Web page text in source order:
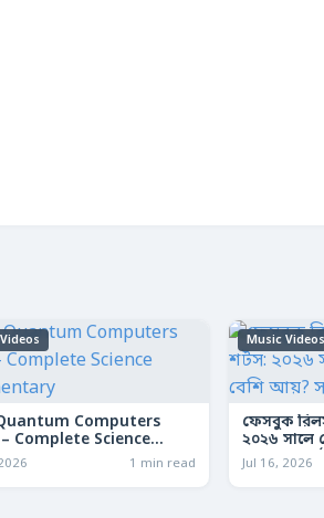
Computers
Complete Science
1 min read
Music Videos
ফেসবুক
২০২৬ সালে
আয়? সম্পূর্ণ
Jul 16, 2026